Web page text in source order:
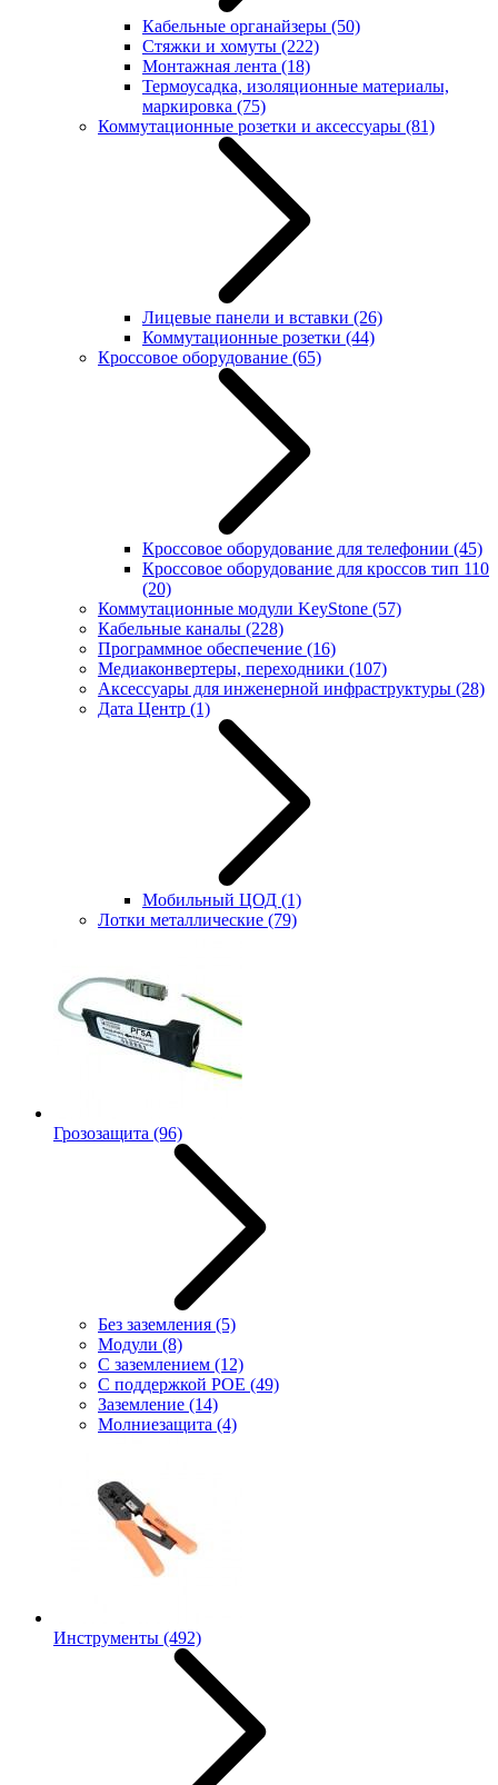
Кабельные органайзеры (50)
Стяжки и хомуты (222)
Монтажная лента (18)
Термоусадка, изоляционные материалы,
маркировка (75)
Коммутационные розетки и аксессуары (81)
Лицевые панели и вставки (26)
Коммутационные розетки (44)
Кроссовое оборудование (65)
Кроссовое оборудование для телефонии (45)
Кроссовое оборудование для кроссов тип 110
(20)
Коммутационные модули KeyStone (57)
Кабельные каналы (228)
Программное обеспечение (16)
Медиаконвертеры, переходники (107)
Аксессуары для инженерной инфраструктуры (28)
Дата Центр (1)
Мобильный ЦОД (1)
Лотки металлические (79)
Грозозащита (96)
Без заземления (5)
Модули (8)
С заземлением (12)
С поддержкой POE (49)
Заземление (14)
Молниезащита (4)
Инструменты (492)